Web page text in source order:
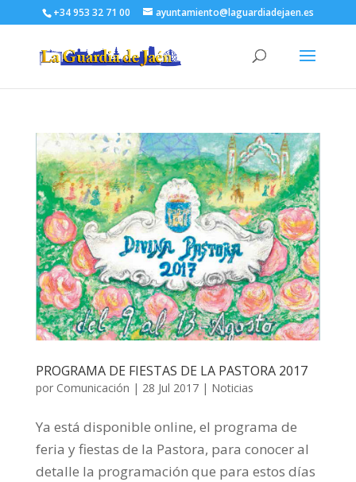
+34 953 32 71 00 ayuntamiento@laguardiadejaen.es
PROGRAMA DE FIESTAS DE LA PASTORA 2017
por Comunicación | 28 Jul 2017| Noticias
Ya está disponible online, el programa de
feria y fiestas de la Pastora, para conocer al
detalle la programación que para estos días